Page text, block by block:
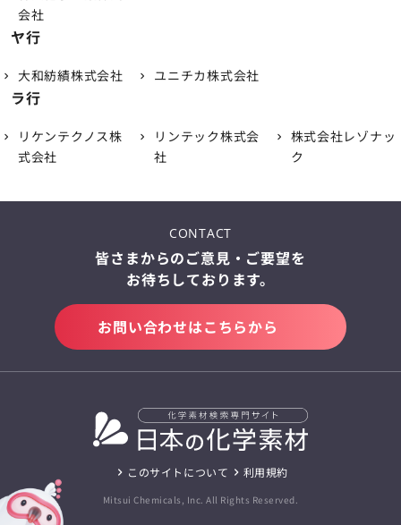
会社
ヤ行
大和紡績株式会社 ユニチカ株式会社
ラ行
リケンテクノス株
式会社
リンテック株式会
社
株式会社レゾナッ
ク
CONTACT
皆さまからのご意見・ご要望を
お待ちしております。
お問い合わせはこちらから
このサイトについて 利用規約
Mitsui Chemicals, Inc. All Rights Reserved.